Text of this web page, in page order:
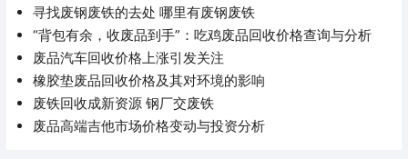
寻找废钢废铁的去处 哪里有废钢废铁
“背包有余，收废品到手”：吃鸡废品回收价格查询与分析
废品汽车回收价格上涨引发关注
橡胶垫废品回收价格及其对环境的影响
废铁回收成新资源 钢厂交废铁
废品高端吉他市场价格变动与投资分析